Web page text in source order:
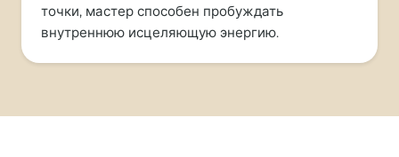
точки, мастер способен пробуждать
внутреннюю исцеляющую энергию.